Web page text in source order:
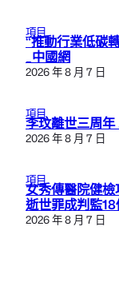
項目
“推動行業低碳
_中國網
2026 年 8 月 7 日
項目
李玟離世三周
2026 年 8 月 7 日
項目
女秀傳醫院健
逝世罪成判監18
2026 年 8 月 7 日